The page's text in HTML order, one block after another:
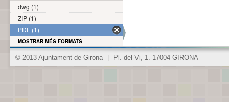
dwg (1)
ZIP (1)
PDF (1)
MOSTRAR MÉS FORMATS
© 2013 Ajuntament de Girona Pl. del Vi, 1. 17004 GIRONA